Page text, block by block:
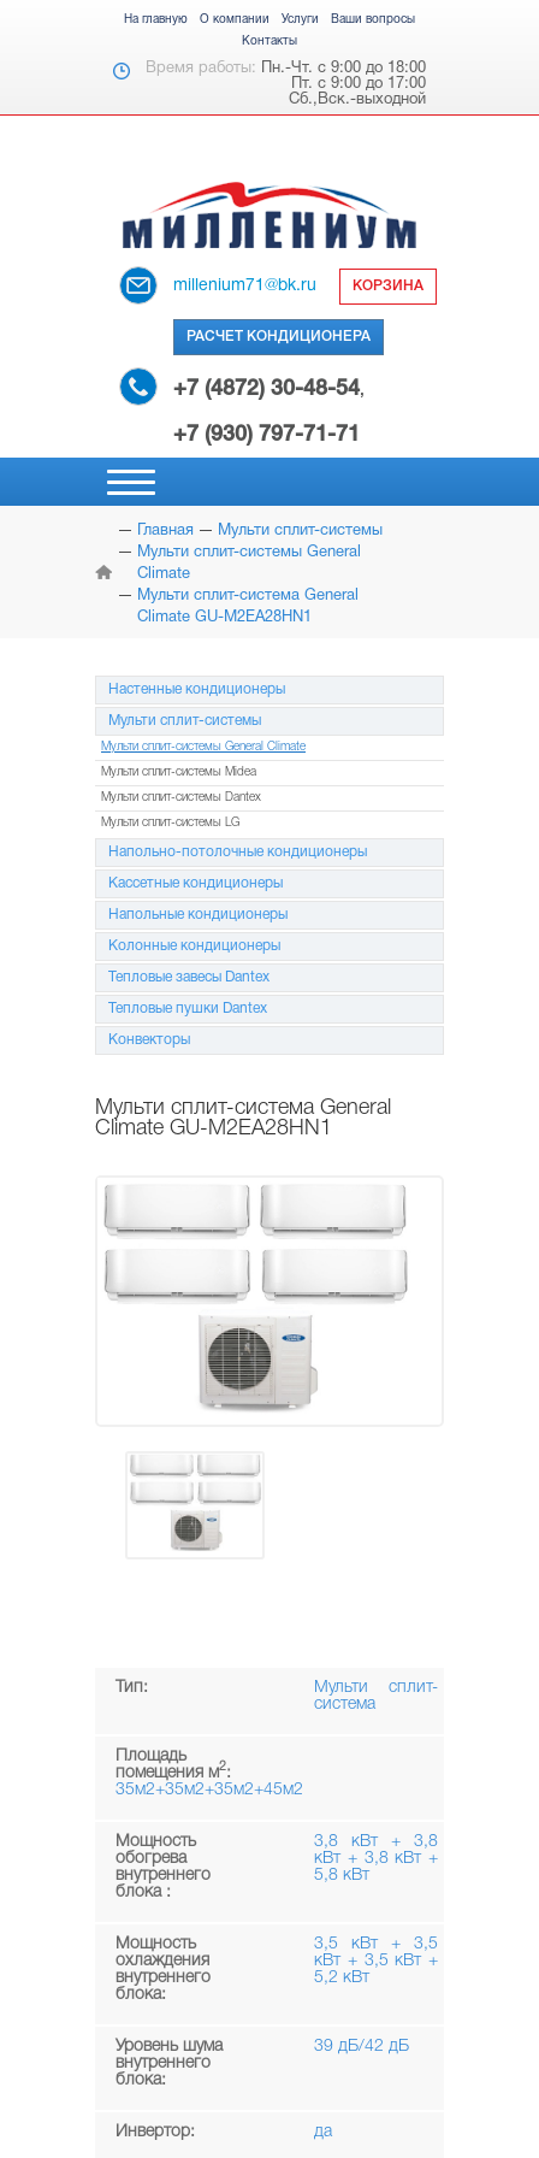
На главную О компании Услуги
Ваши вопросы
Контакты
Время работы: Пн.-Чт. с 9:00 до 18:00
Пт. с 9:00 до 17:00
Сб.,Вск.-выходной
millenium71@bk.ru КОРЗИНА
РАСЧЕТ КОНДИЦИОНЕРА
+7 (4872) 30-48-54,
+7 (930) 797-71-71
НАСТЕННЫЕ
КОНДИЦИОНЕРЫ
МУЛЬТИ
СПЛИТ-СИСТЕМЫ
КАССЕТНЫЕ
КОНДИЦИОНЕРЫ
КОЛОННЫЕ
КОНДИЦИОНЕРЫ
МОБИЛЬНЫЕ
КОНДИЦИОНЕРЫ
И ОБСЛУЖИВАНИЕ
АКЦИИ
Главная
Мульти сплит-системы
Мульти сплит-системы General
Climate
Мульти сплит-система General
Climate GU-M2EA28HN1
Настенные кондиционеры
Мульти сплит-системы
Мульти сплит-системы General Climate
Мульти сплит-системы Midea
Мульти сплит-системы Dantex
Мульти сплит-системы LG
Напольно-потолочные кондиционеры
Кассетные кондиционеры
Напольные кондиционеры
Колонные кондиционеры
Тепловые завесы Dantex
Тепловые пушки Dantex
Конвекторы
Мульти сплит-система General
Climate GU-M2EA28HN1
Тип:
Мульти сплит-
система
Площадь
помещения м2:
35м2+35м2+35м2+45м2
Мощность
обогрева
внутреннего
блока :
3,8 кВт + 3,8
кВт + 3,8 кВт +
5,8 кВт
Мощность
охлаждения
внутреннего
блока:
3,5 кВт + 3,5
кВт + 3,5 кВт +
5,2 кВт
Уровень шума
внутреннего
блока:
39 дБ/42 дБ
Инвертор: да